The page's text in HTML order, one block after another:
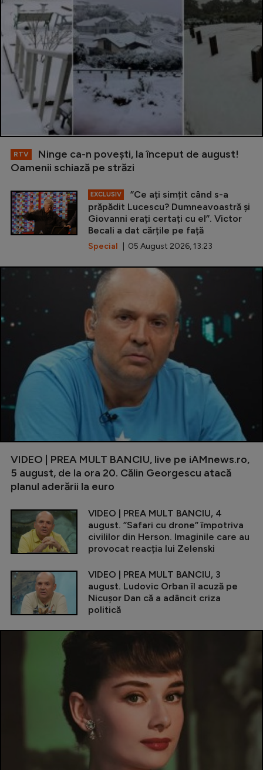
RTV
Ninge ca-n povești, la început de august!
Oamenii schiază pe străzi
EXCLUSIV
”Ce ați simțit când s-a
prăpădit Lucescu? Dumneavoastră și
Giovanni erați certați cu el”. Victor
Becali a dat cărțile pe față
Special | 05 August 2026, 13:23
VIDEO | PREA MULT BANCIU, live pe iAMnews.ro,
5 august, de la ora 20. Călin Georgescu atacă
planul aderării la euro
VIDEO | PREA MULT BANCIU, 4
august. ”Safari cu drone” împotriva
civililor din Herson. Imaginile care au
provocat reacția lui Zelenski
VIDEO | PREA MULT BANCIU, 3
august. Ludovic Orban îl acuză pe
Nicușor Dan că a adâncit criza
politică